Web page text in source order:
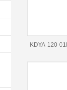
KDYA-120-